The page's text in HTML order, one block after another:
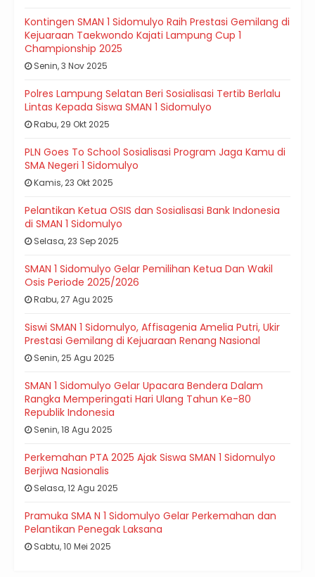
Kontingen SMAN 1 Sidomulyo Raih Prestasi Gemilang di
Kejuaraan Taekwondo Kajati Lampung Cup 1
Championship 2025
Senin, 3 Nov 2025
Polres Lampung Selatan Beri Sosialisasi Tertib Berlalu
Lintas Kepada Siswa SMAN 1 Sidomulyo
Rabu, 29 Okt 2025
PLN Goes To School Sosialisasi Program Jaga Kamu di
SMA Negeri 1 Sidomulyo
Kamis, 23 Okt 2025
Pelantikan Ketua OSIS dan Sosialisasi Bank Indonesia
di SMAN 1 Sidomulyo
Selasa, 23 Sep 2025
SMAN 1 Sidomulyo Gelar Pemilihan Ketua Dan Wakil
Osis Periode 2025/2026
Rabu, 27 Agu 2025
Siswi SMAN 1 Sidomulyo, Affisagenia Amelia Putri, Ukir
Prestasi Gemilang di Kejuaraan Renang Nasional
Senin, 25 Agu 2025
SMAN 1 Sidomulyo Gelar Upacara Bendera Dalam
Rangka Memperingati Hari Ulang Tahun Ke-80
Republik Indonesia
Senin, 18 Agu 2025
Perkemahan PTA 2025 Ajak Siswa SMAN 1 Sidomulyo
Berjiwa Nasionalis
Selasa, 12 Agu 2025
Pramuka SMA N 1 Sidomulyo Gelar Perkemahan dan
Pelantikan Penegak Laksana
Sabtu, 10 Mei 2025